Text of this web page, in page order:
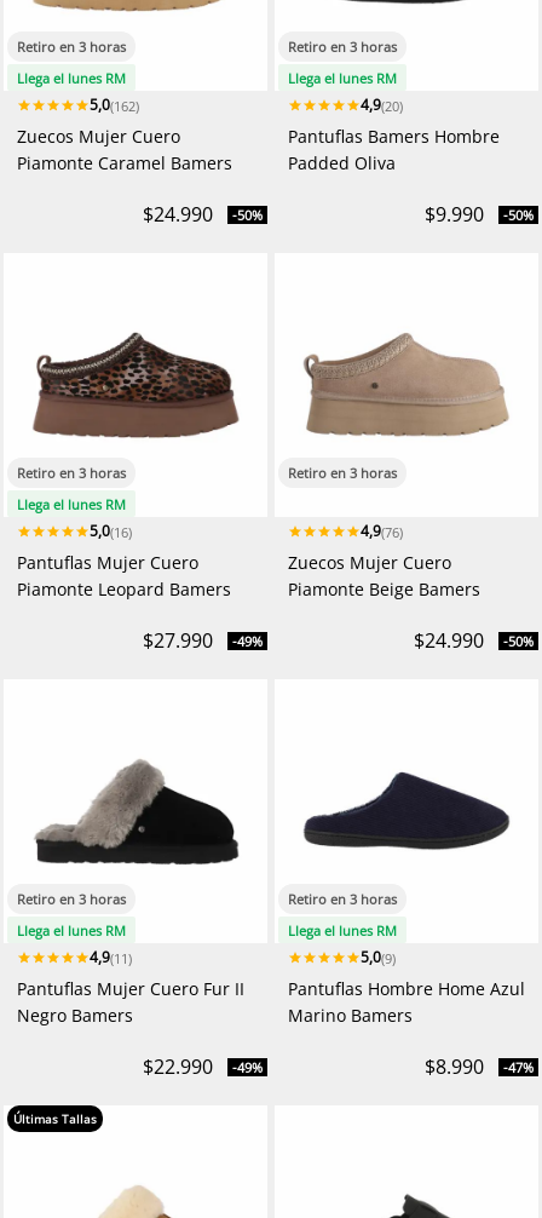
Retiro en 3 horas
Llega el lunes RM
5,0(162)
Zuecos Mujer Cuero
Piamonte Caramel Bamers
$24.990 -50%
Retiro en 3 horas
Llega el lunes RM
4,9(20)
Pantuflas Bamers Hombre
Padded Oliva
$9.990 -50%
Retiro en 3 horas
Llega el lunes RM
5,0(16)
Pantuflas Mujer Cuero
Piamonte Leopard Bamers
$27.990 -49%
Retiro en 3 horas
4,9(76)
Zuecos Mujer Cuero
Piamonte Beige Bamers
$24.990 -50%
Retiro en 3 horas
Llega el lunes RM
4,9(11)
Pantuflas Mujer Cuero Fur II
Negro Bamers
$22.990 -49%
Retiro en 3 horas
Llega el lunes RM
5,0(9)
Pantuflas Hombre Home Azul
Marino Bamers
$8.990 -47%
Últimas Tallas